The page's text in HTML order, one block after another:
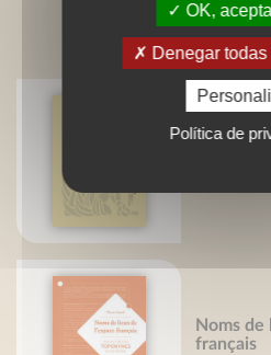
LIVRES
Noms de
français
OK,
Denegar
Política de